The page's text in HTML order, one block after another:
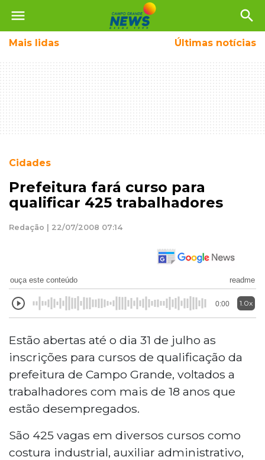
menu search
Mais lidas Últimas notícias
Cidades
Prefeitura fará curso para
qualificar 425 trabalhadores
Redação | 22/07/2008 07:14
ouça este conteúdo readme
0:00 1.0x
Estão abertas até o dia 31 de julho as
inscrições para cursos de qualificação da
prefeitura de Campo Grande, voltados a
trabalhadores com mais de 18 anos que
estão desempregados.
São 425 vagas em diversos cursos como
costura industrial, auxiliar administrativo,